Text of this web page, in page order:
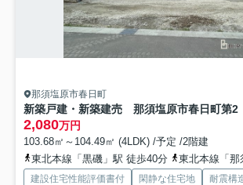
那須塩原市春日町
2,080万円
103.68㎡～104.49㎡ (4LDK) /予定 /2階建
東北本線「黒磯」駅 徒歩40分
東北本線「那
建設住宅性能評価書付 閑静な住宅地 耐震構